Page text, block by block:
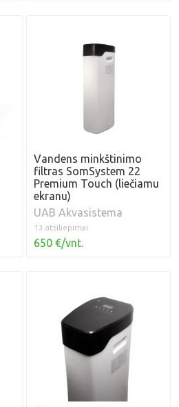
Vandens minkštinimo
filtras SomSystem 22
Premium Touch (liečiamu
ekranu)
UAB Akvasistema
13 atsiliepimai
650 €/vnt.